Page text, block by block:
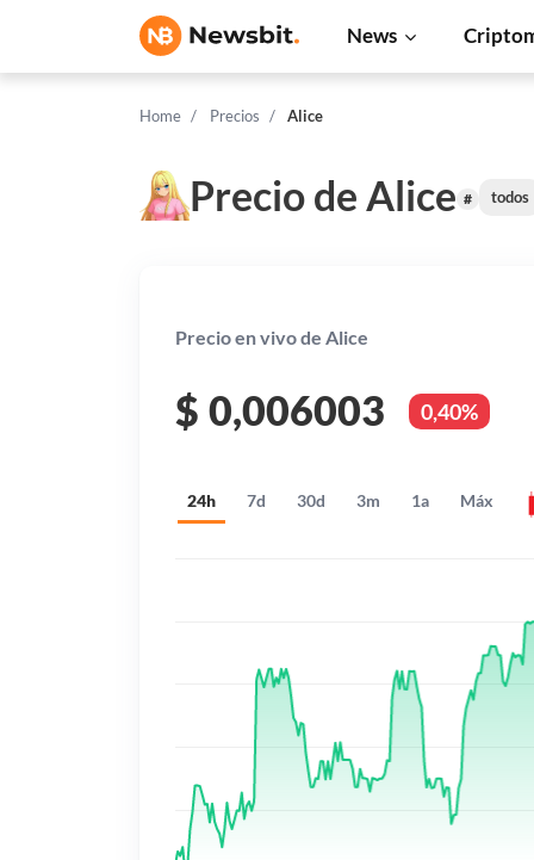
News
Home Precios Alice
Precio de Alice # todos
Precio en vivo de Alice
$ 0,006003 0,40%
24h 7d 30d 3m 1a Máx